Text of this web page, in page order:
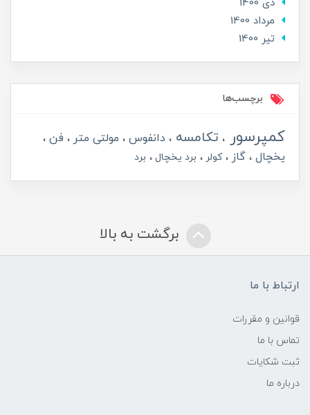
دی 1400
مرداد 1400
تير 1400
برچسب‌ها
کمپرسور تکامسه دانفوس مولتی متر
فن
یخچال
گاز کولر برد یخچال برد
برگشت به بالا
ارتباط با ما
قوانین و مقررات
تماس با ما
ثبت شکایات
درباره ما